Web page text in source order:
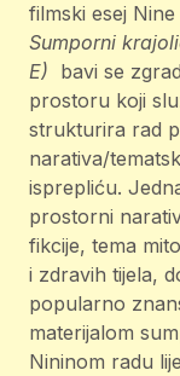
filmski esej
Sumporni
E) bavi se
prostoru koji
strukturira rad
narativa/
isprepliću.
prostorni
fikcije, tema
i zdravih tijela,
popularno
materijalom
Nininom radu